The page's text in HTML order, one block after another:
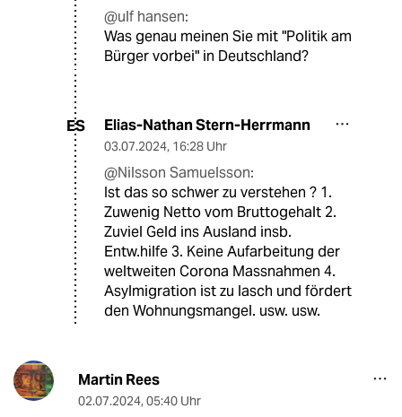
@ulf hansen:
Was genau meinen Sie mit "Politik am
Bürger vorbei" in Deutschland?
ES Elias-Nathan Stern-Herrmann
03.07.2024, 16:28 Uhr
@Nilsson Samuelsson:
Ist das so schwer zu verstehen ? 1.
Zuwenig Netto vom Bruttogehalt 2.
Zuviel Geld ins Ausland insb.
Entw.hilfe 3. Keine Aufarbeitung der
weltweiten Corona Massnahmen 4.
Asylmigration ist zu lasch und fördert
den Wohnungsmangel. usw. usw.
Martin Rees
02.07.2024, 05:40 Uhr